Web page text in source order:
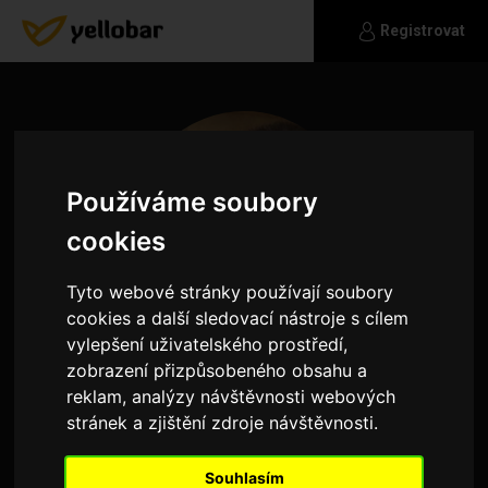
Používáme soubory
cookies
Tyto webové stránky používají soubory
cookies a další sledovací nástroje s cílem
vylepšení uživatelského prostředí,
zobrazení přizpůsobeného obsahu a
reklam, analýzy návštěvnosti webových
stránek a zjištění zdroje návštěvnosti.
Souhlasím
Registrovat
Botany
Jsem
inteligentní,laskavý,upřímný,slušný,zodpovědný